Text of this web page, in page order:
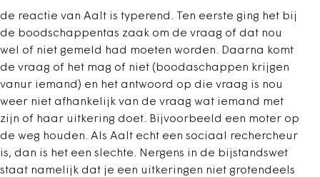
de reactie van Aalt is typerend. Ten eerste ging het bij
de boodschappentas zaak om de vraag of dat nou
wel of niet gemeld had moeten worden. Daarna komt
de vraag of het mag of niet (boodaschappen krijgen
vanur iemand) en het antwoord op die vraag is nou
weer niet afhankelijk van de vraag wat iemand met
zijn of haar uitkering doet. Bijvoorbeeld een moter op
de weg houden. Als Aalt echt een sociaal rechercheur
is, dan is het een slechte. Nergens in de bijstandswet
staat namelijk dat je een uitkeringen niet grotendeels